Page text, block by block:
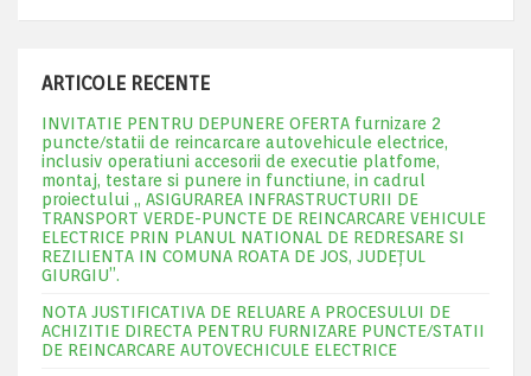
ARTICOLE RECENTE
INVITATIE PENTRU DEPUNERE OFERTA furnizare 2
puncte/statii de reincarcare autovehicule electrice,
inclusiv operatiuni accesorii de executie platfome,
montaj, testare si punere in functiune, in cadrul
proiectului „ ASIGURAREA INFRASTRUCTURII DE
TRANSPORT VERDE-PUNCTE DE REINCARCARE VEHICULE
ELECTRICE PRIN PLANUL NATIONAL DE REDRESARE SI
REZILIENTA IN COMUNA ROATA DE JOS, JUDEŢUL
GIURGIU”.
NOTA JUSTIFICATIVA DE RELUARE A PROCESULUI DE
ACHIZITIE DIRECTA PENTRU FURNIZARE PUNCTE/STATII
DE REINCARCARE AUTOVECHICULE ELECTRICE